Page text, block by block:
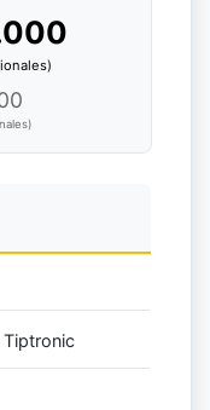
Tiptronic